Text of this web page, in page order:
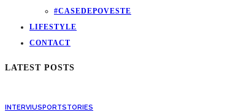
#CASEDEPOVESTE
LIFESTYLE
CONTACT
LATEST POSTS
INTERVIUSPORTSTORIES